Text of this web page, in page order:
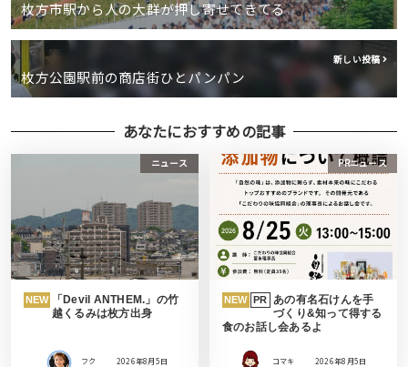
枚方市駅から人の大群が押し寄せてきてる
新しい投稿
枚方公園駅前の商店街ひとパンパン
あなたにおすすめの記事
ニュース
NEW
「Devil ANTHEM.」の竹
越くるみは枚方出身
フク 2026年8月5日
PRニュース
NEW PR
あの有名石けんを手
づくり&知って得する
食のお話し会あるよ
コマキ 2026年8月5日